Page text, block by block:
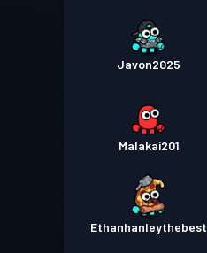
Javon2025
Malakai201
Ethanhanleythebest